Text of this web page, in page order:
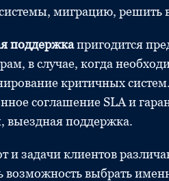
миграцию, решить
поддержкапригодится
в случае, когда
критичных
соглашение SLA и
выездная поддержка.
и задачи клиентов
возможность выбрать